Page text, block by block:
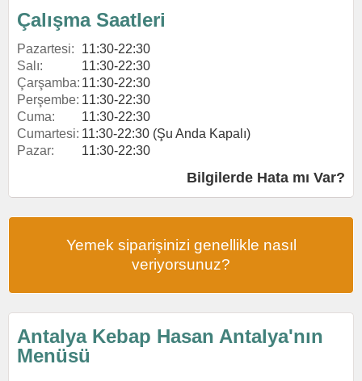
Çalışma Saatleri
Pazartesi:
11:30-22:30
Salı:
11:30-22:30
Çarşamba: 11:30-22:30
Perşembe: 11:30-22:30
Cuma:
11:30-22:30
Cumartesi: 11:30-22:30 (Şu Anda Kapalı)
Pazar:
11:30-22:30
Bilgilerde Hata mı Var?
Yemek siparişinizi genellikle nasıl
veriyorsunuz?
Antalya Kebap Hasan Antalya'nın
Menüsü